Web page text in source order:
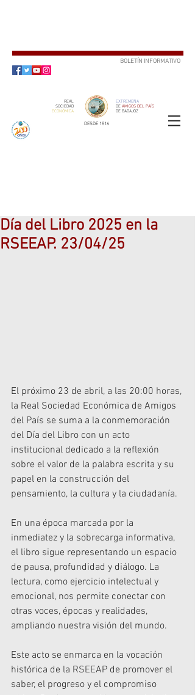
BOLETÍN INFORMATIVO
REAL
SOCIEDAD
ECONÓMICA
EXTREMEÑA
DE AMIGOS DEL PAÍS
DE BADAJOZ
DESDE 1816
Día del Libro 2025 en la
RSEEAP. 23/04/25
El próximo 23 de abril, a las 20:00 horas,
la Real Sociedad Económica de Amigos
del País se suma a la conmemoración
del Día del Libro con un acto
institucional dedicado a la reflexión
sobre el valor de la palabra escrita y su
papel en la construcción del
pensamiento, la cultura y la ciudadanía.
En una época marcada por la
inmediatez y la sobrecarga informativa,
el libro sigue representando un espacio
de pausa, profundidad y diálogo. La
lectura, como ejercicio intelectual y
emocional, nos permite conectar con
otras voces, épocas y realidades,
ampliando nuestra visión del mundo.
Este acto se enmarca en la vocación
histórica de la RSEEAP de promover el
saber, el progreso y el compromiso